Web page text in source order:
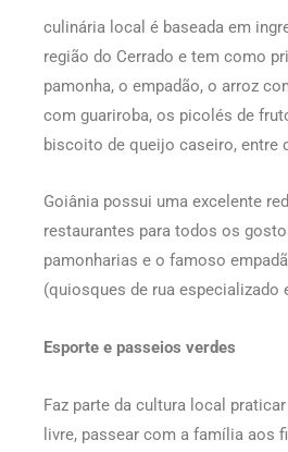
culinária local é baseada em
região do Cerrado e tem como
pamonha, o empadão, o arroz
com guariroba, os picolés de
biscoito de queijo caseiro, entre
Goiânia possui uma excelente
restaurantes para todos os
pamonharias e o famoso
(quiosques de rua especializado
Esporte e passeios verdes
Faz parte da cultura local
livre, passear com a família aos